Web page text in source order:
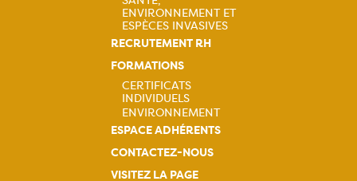
ENVIRONNEMENT ET
ESPÈCES INVASIVES
RECRUTEMENT RH
FORMATIONS
Navigation
principale
CERTIFICATS
INDIVIDUELS
ENVIRONNEMENT
ESPACE ADHÉRENTS
CONTACTEZ-NOUS
VISITEZ LA PAGE